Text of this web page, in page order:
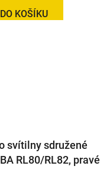
DO KOŠÍKU
svítilny sdružené
RL80/RL82, pravé